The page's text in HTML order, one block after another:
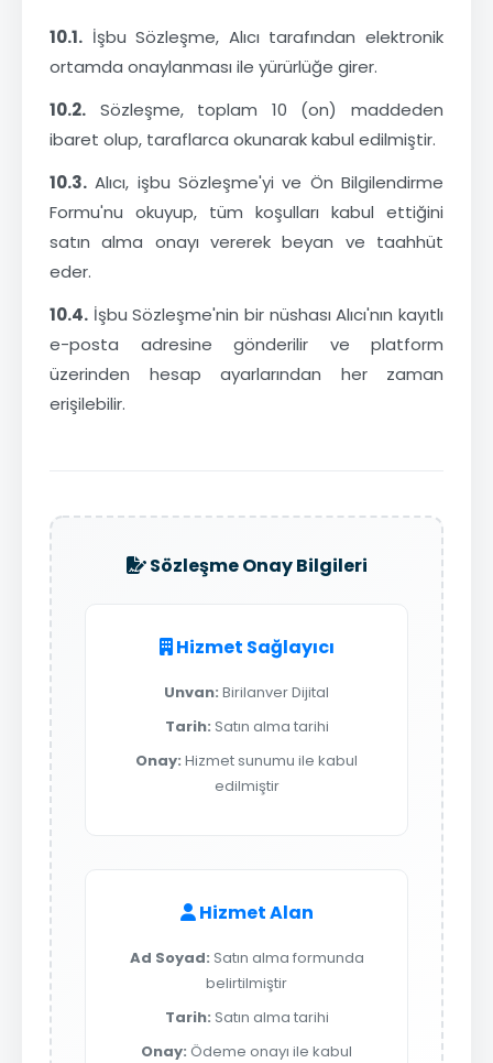
10.1. İşbu Sözleşme, Alıcı tarafından elektronik
ortamda onaylanması ile yürürlüğe girer.
10.2. Sözleşme, toplam 10 (on) maddeden
ibaret olup, taraflarca okunarak kabul edilmiştir.
10.3. Alıcı, işbu Sözleşme'yi ve Ön Bilgilendirme
Formu'nu okuyup, tüm koşulları kabul ettiğini
satın alma onayı vererek beyan ve taahhüt
eder.
10.4. İşbu Sözleşme'nin bir nüshası Alıcı'nın kayıtlı
e-posta adresine gönderilir ve platform
üzerinden hesap ayarlarından her zaman
erişilebilir.
Sözleşme Onay Bilgileri
Hizmet Sağlayıcı
Unvan: Birilanver Dijital
Tarih: Satın alma tarihi
Onay: Hizmet sunumu ile kabul
edilmiştir
Hizmet Alan
Ad Soyad: Satın alma formunda
belirtilmiştir
Tarih: Satın alma tarihi
Onay: Ödeme onayı ile kabul